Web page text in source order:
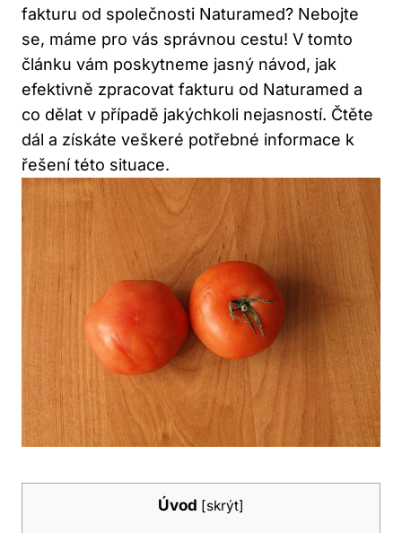
fakturu od‍ společnosti Naturamed?​ Nebojte
se, máme pro vás správnou⁣ cestu! V tomto
článku vám poskytneme jasný⁢ návod, jak
efektivně zpracovat‌ fakturu od Naturamed ​a
co ⁣dělat v případě jakýchkoli nejasností. Čtěte
dál a⁢ získáte veškeré potřebné ⁣informace k
řešení této situace.
Úvod [skrýt]